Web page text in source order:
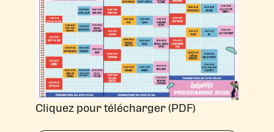
Cliquez pour télécharger (PDF)